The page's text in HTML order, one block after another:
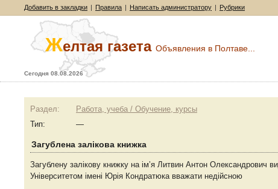
Добавить в закладки | Правила | Написать администратору | Рубрики
Желтая газета Объявления в Полтаве...
Сегодня 08.08.2026
Раздел:
Работа, учеба / Обучение, курсы
Тип:
—
Загублена залікова книжка
Загублену залікову книжку на імʼя Литвин Антон Олександрович
Університетом імені Юрія Кондратюка вважати недійсною